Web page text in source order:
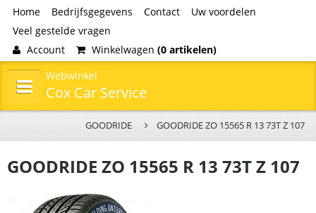
Home Bedrijfsgegevens Contact
Uw voordelen
Veel gestelde vragen
Account
Winkelwagen (0 artikelen)
Webwinkel
Cox Car Service
GOODRIDE GOODRIDE ZO 15565 R 13 73T Z 107
GOODRIDE ZO 15565 R 13 73T Z 107